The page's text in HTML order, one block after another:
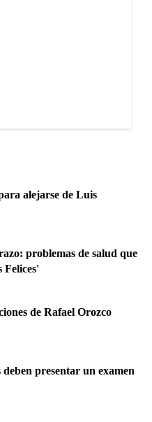
alejarse de Luis
problemas de salud que
Felices'
de Rafael Orozco
presentar un examen